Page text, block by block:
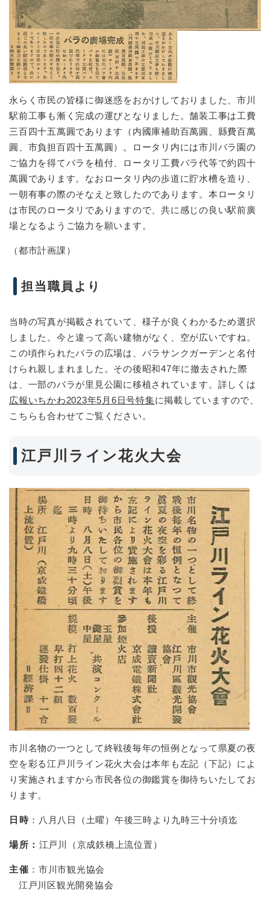
永らく市民の皆様に御迷惑をおかけしておりました、市川
駅前工事も漸く完成の運びとなりました。舗装工事は工費
三百四十五萬圓であります（内國庫補助百萬圓、縣費百萬
圓、市負担百四十五萬圓）。ロータリ内には市川バラ園の
ご協力を得てバラを植付、ロータリ工費バラ代等で約四十
萬圓であります。なおロータリ内の歩道に貯水槽を造り、
一朝有事の際のそなえと致したのであります。本ロータリ
は市民のロータリでありますので、共に感じの良い駅前廣
場となるようご協力を願います。
（都市計画課）
担当職員より
当時の写真が掲載されていて、様子が良くわかるため選択
しました。今と違って高い建物がなく、空が広いですね。
この頃作られたバラの広場は、バラサンクガーデンと名付
けられ親しまれました。その後昭和47年に撤去された際
は、一部のバラが里見公園に移植されています。詳しくは
広報いちかわ2023年5月6日号特集に掲載していますので、
こちらも合わせてご覧ください。
江戸川ライン花火大会
市川名物の一つとして終戦後毎年の恒例となって県夏の夜
空を彩る江戸川ライン花火大会は本年も左記（下記）によ
り実施されますから市民各位の御鑑賞を御待ちいたしてお
ります。
日時 ：八月八日（土曜）午後三時より九時三十分頃迄
場所： 江戸川（京成鉄橋上流位置）
主催 ：市川市観光協会
江戸川区観光開発協会